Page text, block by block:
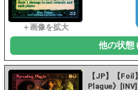
他の状態
【JP】【
Plague》